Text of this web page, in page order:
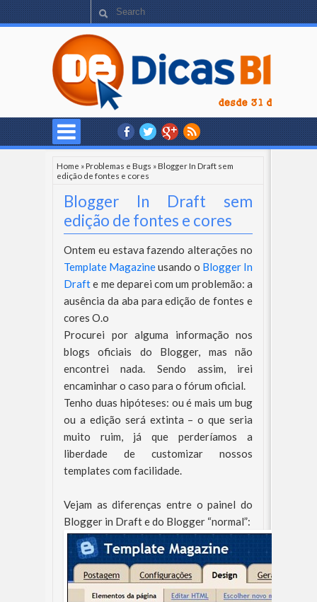
Home »Problemas e Bugs »Blogger In Draft sem
edição de fontes e cores
Blogger In Draft sem
edição de fontes e cores
Ontem eu estava fazendo alterações no
Template Magazineusando o Blogger In
Drafte me deparei com um problemão: a
ausência da aba para edição de fontes e
cores O.o
Procurei por alguma informação nos
blogs oficiais do Blogger, mas não
encontrei nada. Sendo assim, irei
encaminhar o caso para o fórum oficial.
Tenho duas hipóteses: ou é mais um bug
ou a edição será extinta – o que seria
muito ruim, já que perderíamos a
liberdade de customizar nossos
templates com facilidade.
Vejam as diferenças entre o painel do
Blogger in Draft e do Blogger “normal”: